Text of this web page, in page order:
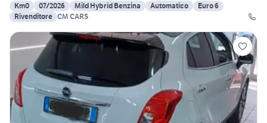
Km0
07/2026 Mild Hybrid Benzina Automatico
Euro 6
Rivenditore CM CARS